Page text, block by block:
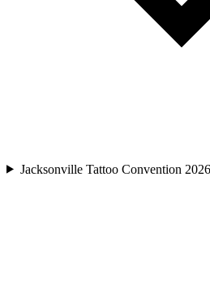
Jacksonville Tattoo Convention